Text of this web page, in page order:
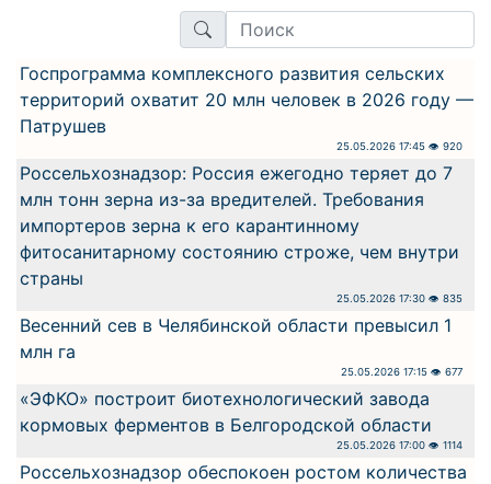
Госпрограмма комплексного развития сельских
территорий охватит 20 млн человек в 2026 году —
Патрушев
25.05.2026 17:45 👁 920
Россельхознадзор: Россия ежегодно теряет до 7
млн тонн зерна из-за вредителей. Требования
импортеров зерна к его карантинному
фитосанитарному состоянию строже, чем внутри
страны
25.05.2026 17:30 👁 835
Весенний сев в Челябинской области превысил 1
млн га
25.05.2026 17:15 👁 677
«ЭФКО» построит биотехнологический завода
кормовых ферментов в Белгородской области
25.05.2026 17:00 👁 1114
Россельхознадзор обеспокоен ростом количества